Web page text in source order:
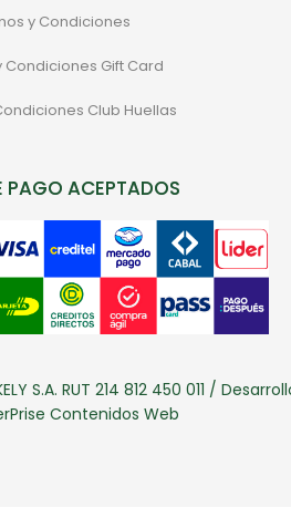
y Condiciones
Condiciones Gift Card
Club Huellas
PAGO ACEPTADOS
S.A. RUT 214 812 450 011 /
Contenidos Web